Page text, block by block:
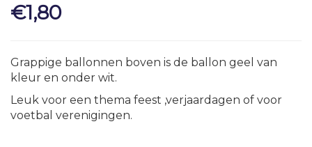
€1,80
Grappige ballonnen boven is de ballon geel van
kleur en onder wit.
Leuk voor een thema feest ,verjaardagen of voor
voetbal verenigingen.